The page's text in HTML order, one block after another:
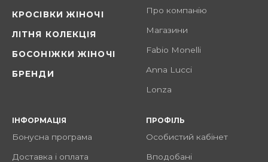
КРОСІВКИ ЖІНОЧІ
ЛІТНЯ КОЛЕКЦІЯ
БОСОНІЖКИ ЖІНОЧІ
БРЕНДИ
Про компанію
Магазини
Fabio Monelli
Anna Lucci
Lonza
ІНФОРМАЦІЯ
Бонусна програма
Доставка і оплата
ПРОФІЛЬ
Особистий кабінет
Вподобані